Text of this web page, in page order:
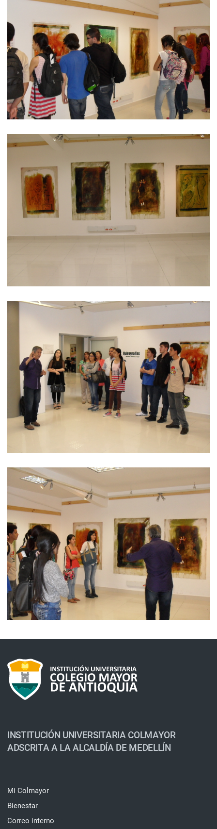
INSTITUCIÓN UNIVERSITARIA COLMAYOR
ADSCRITA A LA ALCALDÍA DE MEDELLÍN
Mi Colmayor
Bienestar
Correo interno